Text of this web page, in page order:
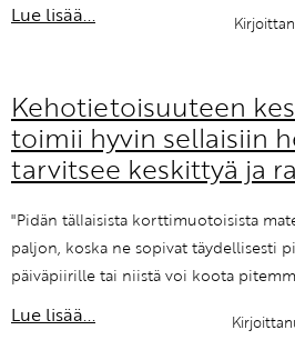
Lue lisää...
Kehotietoisuuteen
toimii hyvin sellaisiin
tarvitsee keskittyä ja
"Pidän tällaisista korttimuotoisista
paljon, koska ne sopivat täydellisesti
päiväpiirille tai niistä voi koota
Lue lisää...